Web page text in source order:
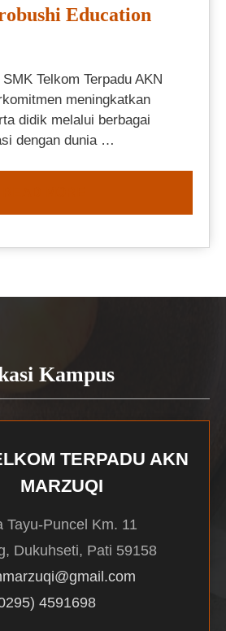
Education
Telkom Terpadu AKN
meningkatkan
didik melalui berbagai
dengan dunia …
Kampus
TERPADU AKN
MARZUQI
Tayu-Puncel Km. 11
Dukuhseti, Pati 59158
4591698